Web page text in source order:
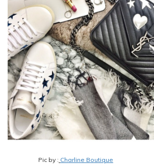
Pic by : Charline Boutique